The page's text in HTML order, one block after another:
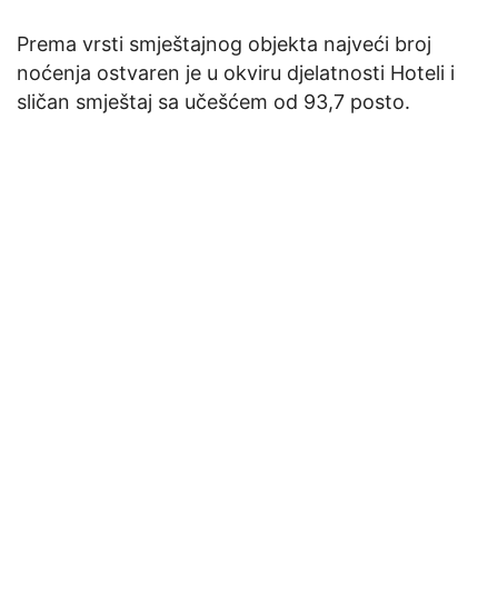
Prema vrsti smještajnog objekta najveći broj
noćenja ostvaren je u okviru djelatnosti Hoteli i
sličan smještaj sa učešćem od 93,7 posto.